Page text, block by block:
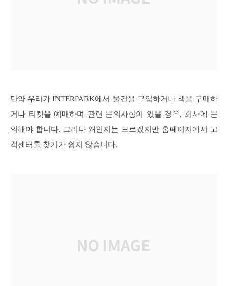
만약 우리가 INTERPARK에서 물건을 구입하거나 책을 구매하
거나 티켓을 예매하며 관련 문의사항이 있을 경우, 회사에 문
의해야 합니다. 그러나 왜인지는 모르겠지만 홈페이지에서 고
객센터를 찾기가 쉽지 않습니다.